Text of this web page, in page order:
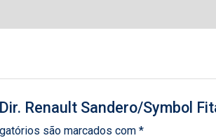
Renault Sandero/Symbol
são marcados com*